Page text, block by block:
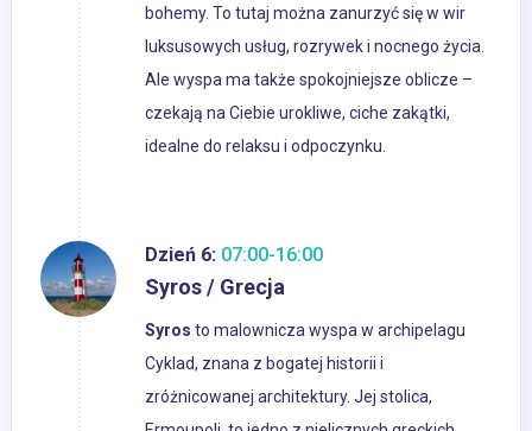
bohemy. To tutaj można zanurzyć się w wir
luksusowych usług, rozrywek i nocnego życia.
Ale wyspa ma także spokojniejsze oblicze –
czekają na Ciebie urokliwe, ciche zakątki,
idealne do relaksu i odpoczynku.
Dzień 6: 07:00-16:00
Syros / Grecja
Syros to malownicza wyspa w archipelagu
Cyklad, znana z bogatej historii i
zróżnicowanej architektury. Jej stolica,